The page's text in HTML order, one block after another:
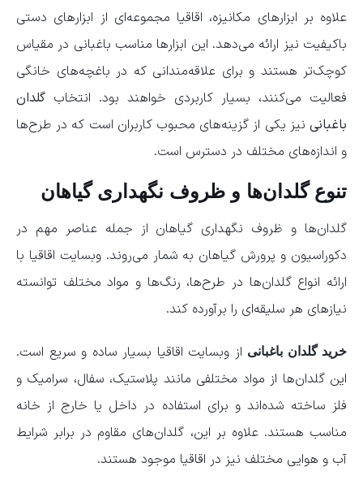
علاوه بر ابزارهای مکانیزه، اقاقیا مجموعه‌ای از ابزارهای دستی
باکیفیت نیز ارائه می‌دهد. این ابزارها مناسب باغبانی در مقیاس
کوچک‌تر هستند و برای علاقه‌مندانی که در باغچه‌های خانگی
فعالیت می‌کنند، بسیار کاربردی خواهند بود. انتخاب گلدان
باغبانی نیز یکی از گزینه‌های محبوب کاربران است که در طرح‌ها
و اندازه‌های مختلف در دسترس است.
تنوع گلدان‌ها و ظروف نگهداری گیاهان
گلدان‌ها و ظروف نگهداری گیاهان از جمله عناصر مهم در
دکوراسیون و پرورش گیاهان به شمار می‌روند. وبسایت اقاقیا با
ارائه انواع گلدان‌ها در طرح‌ها، رنگ‌ها و مواد مختلف توانسته
نیازهای هر سلیقه‌ای را برآورده کند.
خرید گلدان باغبانی از وبسایت اقاقیا بسیار ساده و سریع است.
این گلدان‌ها از مواد مختلفی مانند پلاستیک، سفال، سرامیک و
فلز ساخته شده‌اند و برای استفاده در داخل یا خارج از خانه
مناسب هستند. علاوه بر این، گلدان‌های مقاوم در برابر شرایط
آب و هوایی مختلف نیز در اقاقیا موجود هستند.